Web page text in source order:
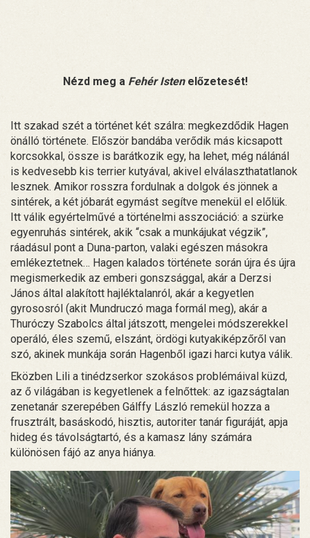
Nézd meg a Fehér Istenelőzetesét!
Itt szakad szét a történet két szálra: megkezdődik Hagen
önálló története. Először bandába verődik más kicsapott
korcsokkal, össze is barátkozik egy, ha lehet, még nálánál
is kedvesebb kis terrier kutyával, akivel elválaszthatatlanok
lesznek. Amikor rosszra fordulnak a dolgok és jönnek a
sintérek, a két jóbarát egymást segítve menekül el előlük.
Itt válik egyértelművé a történelmi asszociáció: a szürke
egyenruhás sintérek, akik “csak a munkájukat végzik”,
ráadásul pont a Duna-parton, valaki egészen másokra
emlékeztetnek… Hagen kalados története során újra és újra
megismerkedik az emberi gonszsággal, akár a Derzsi
János által alakított hajléktalanról, akár a kegyetlen
gyrososról (akit Mundruczó maga formál meg), akár a
Thuróczy Szabolcs által játszott, mengelei módszerekkel
operáló, éles szemű, elszánt, ördögi kutyakiképzőről van
szó, akinek munkája során Hagenből igazi harci kutya válik.
Eközben Lili a tinédzserkor szokásos problémáival küzd,
az ő világában is kegyetlenek a felnőttek: az igazságtalan
zenetanár szerepében Gálffy László remekül hozza a
frusztrált, basáskodó, hisztis, autoriter tanár figuráját, apja
hideg és távolságtartó, és a kamasz lány számára
különösen fájó az anya hiánya.